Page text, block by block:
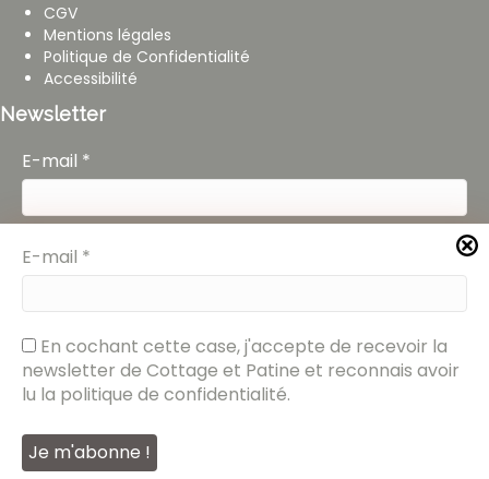
E-mail *
En cochant cette case, j'accepte de recevoir la
newsletter de Cottage et Patine et reconnais avoir
lu la politique de confidentialité.
CGV
Mentions légales
Politique de Confidentialité
Accessibilité
Newsletter
E-mail *
En cochant cette case, j'accepte de recevoir la
newsletter de Cottage et Patine et reconnais avoir
Annuaire Français des Professionnels